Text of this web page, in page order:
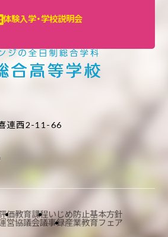
体験入学・学校説明会
連西2-11-66
価教育課程いじめ防止基本方針
営協議会議事録産業教育フェア